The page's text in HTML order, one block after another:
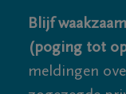
Blijf
(poging tot
meldingen